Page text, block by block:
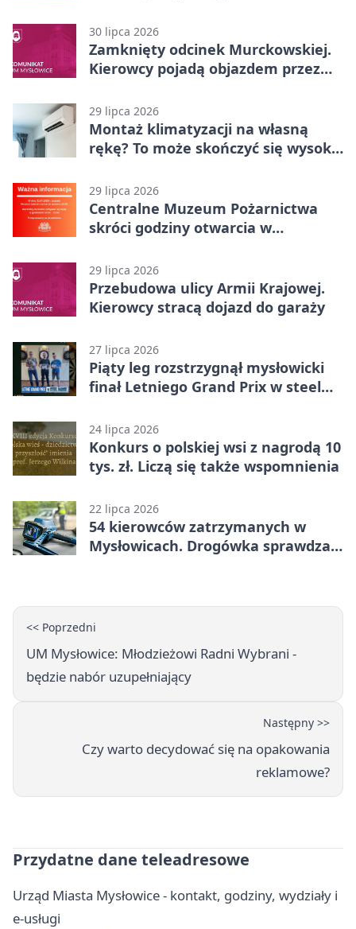
30 lipca 2026
Zamknięty odcinek Murckowskiej.
Kierowcy pojadą objazdem przez
29 lipca 2026
Montaż klimatyzacji na własną
rękę? To może skończyć się wysoką
29 lipca 2026
Centralne Muzeum Pożarnictwa
skróci godziny otwarcia w
29 lipca 2026
Przebudowa ulicy Armii Krajowej.
Kierowcy stracą dojazd do garaży
27 lipca 2026
Piąty leg rozstrzygnął mysłowicki
finał Letniego Grand Prix w steel
24 lipca 2026
Konkurs o polskiej wsi z nagrodą 10
tys. zł. Liczą się także wspomnienia
22 lipca 2026
54 kierowców zatrzymanych w
Mysłowicach. Drogówka sprawdzała
<< Poprzedni
UM Mysłowice: Młodzieżowi Radni Wybrani -
będzie nabór uzupełniający
Następny >>
Czy warto decydować się na opakowania
reklamowe?
Przydatne dane teleadresowe
Urząd Miasta Mysłowice - kontakt, godziny, wydziały i
e-usługi